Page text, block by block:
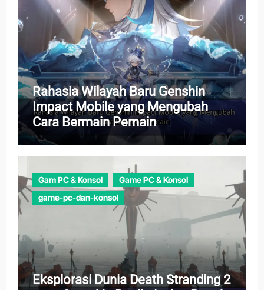
Rahasia Wilayah Baru Genshin
Impact Mobile yang Mengubah
Cara Bermain Pemain
Gam PC & Konsol
Game PC & Konsol
game-pc-dan-konsol
Eksplorasi Dunia Death Stranding 2